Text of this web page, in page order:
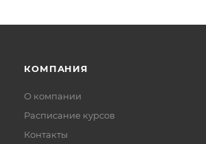
КОМПАНИЯ
О компании
Расписание курсов
Контакты